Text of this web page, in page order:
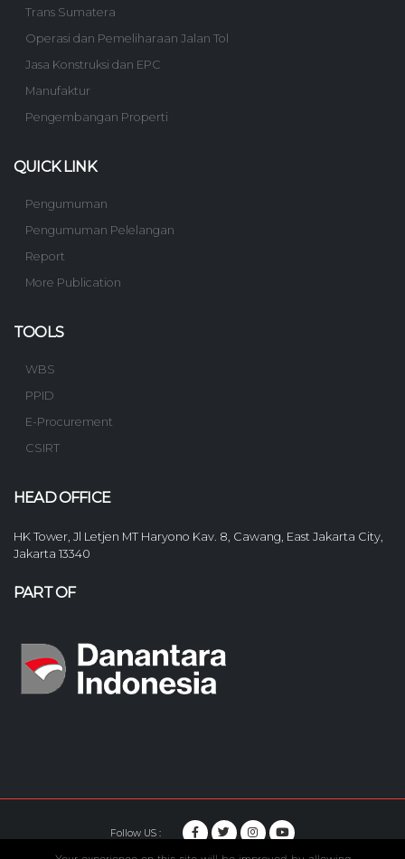
Trans Sumatera
Operasi dan Pemeliharaan Jalan Tol
Jasa Konstruksi dan EPC
Manufaktur
Pengembangan Properti
QUICK LINK
Pengumuman
Pengumuman Pelelangan
Report
More Publication
TOOLS
WBS
PPID
E-Procurement
CSIRT
HEAD OFFICE
HK Tower, Jl Letjen MT Haryono Kav. 8, Cawang, East Jakarta City,
Jakarta 13340
PART OF
Follow US :